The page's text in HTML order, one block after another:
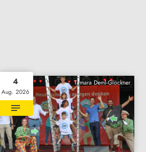
Tamara Deml-Glöckner
4
Aug. 2026